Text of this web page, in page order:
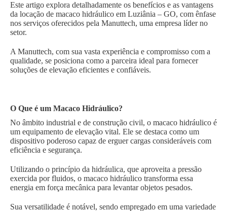
Este artigo explora detalhadamente os benefícios e as vantagens
da locação de macaco hidráulico em Luziânia – GO, com ênfase
nos serviços oferecidos pela Manuttech, uma empresa líder no
setor.
A Manuttech, com sua vasta experiência e compromisso com a
qualidade, se posiciona como a parceira ideal para fornecer
soluções de elevação eficientes e confiáveis.
O Que é um Macaco Hidráulico?
No âmbito industrial e de construção civil, o macaco hidráulico é
um equipamento de elevação vital. Ele se destaca como um
dispositivo poderoso capaz de erguer cargas consideráveis com
eficiência e segurança.
Utilizando o princípio da hidráulica, que aproveita a pressão
exercida por fluidos, o macaco hidráulico transforma essa
energia em força mecânica para levantar objetos pesados.
Sua versatilidade é notável, sendo empregado em uma variedade